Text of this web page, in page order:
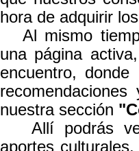
hora de adquirir
Al mismo
una página
encuentro,
nuestra sección
Allí podrás
aportes